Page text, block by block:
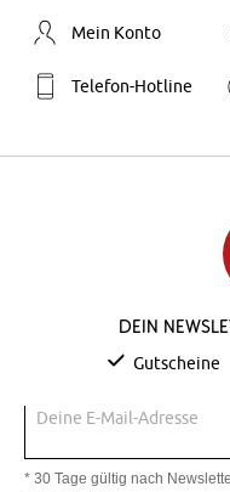
Mein Konto
Telefon-Hotline
Dein
Gutscheine
Deine E-Mail-Adresse
* 30 Tage gültig nach